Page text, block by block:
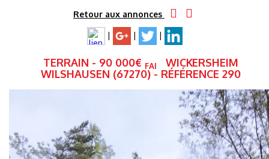
PRÉSENTATION
ALERTE MAIL
ESTIMATION GRATUITE
Retour aux annonces
| | |
TERRAIN - 90 000€ FAI
WICKERSHEIM
WILSHAUSEN (67270) - RÉFÉRENCE 290